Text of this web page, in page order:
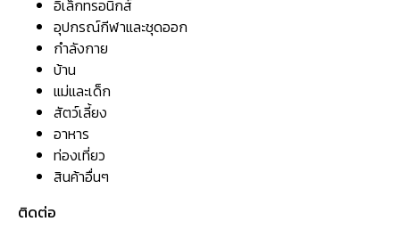
อิเล็กทรอนิกส์
อุปกรณ์กีฬาและชุดออก
กำลังกาย
บ้าน
แม่และเด็ก
สัตว์เลี้ยง
อาหาร
ท่องเที่ยว
สินค้าอื่นๆ
ติดต่อ